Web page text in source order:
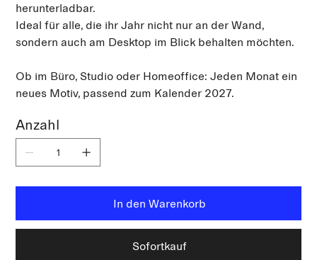
herunterladbar.
Ideal für alle, die ihr Jahr nicht nur an der Wand,
sondern auch am Desktop im Blick behalten möchten.
Ob im Büro, Studio oder Homeoffice: Jeden Monat ein
neues Motiv, passend zum Kalender 2027.
Anzahl
In den Warenkorb
Sofortkauf